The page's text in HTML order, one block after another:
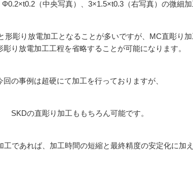
（中央写真）、3×1.5×t0.3（右写真）の微細加
形彫り放電加工となることが多いですが、MC直彫り加
彫り放電加工工程を省略することが可能になります。
回の事例は超硬にて加工を行っておりますが、
SKDの直彫り加工ももちろん可能です。
工であれば、加工時間の短縮と最終精度の安定化に加え